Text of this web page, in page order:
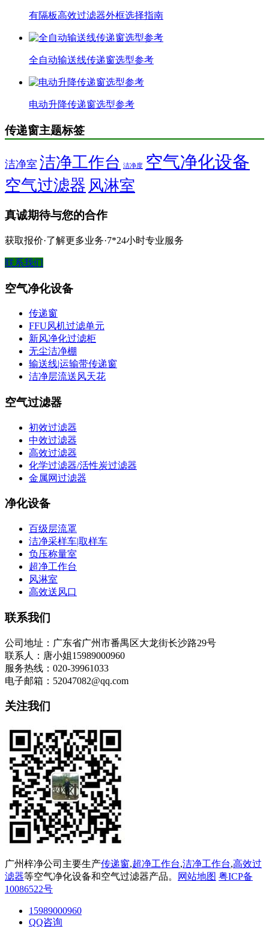
有隔板高效过滤器外框选择指南
全自动输送线传递窗选型参考
电动升降传递窗选型参考
传递窗主题标签
洁净室 洁净工作台 洁净度 空气净化设备
空气过滤器 风淋室
真诚期待与您的合作
获取报价·了解更多业务·7*24小时专业服务
联系我们
空气净化设备
传递窗
FFU风机过滤单元
新风净化过滤柜
无尘洁净棚
输送线|运输带传递窗
洁净层流送风天花
空气过滤器
初效过滤器
中效过滤器
高效过滤器
化学过滤器/活性炭过滤器
金属网过滤器
净化设备
百级层流罩
洁净采样车|取样车
负压称量室
超净工作台
风淋室
高效送风口
联系我们
公司地址：广东省广州市番禺区大龙街长沙路29号
联系人：唐小姐15989000960
服务热线：020-39961033
电子邮箱：52047082@qq.com
关注我们
广州梓净公司主要生产传递窗,超净工作台,洁净工作台,高效过
滤器等空气净化设备和空气过滤器产品。 网站地图 粤ICP备
10086522号
15989000960
QQ咨询